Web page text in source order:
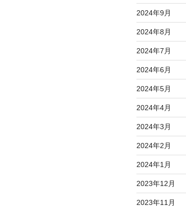
2024年9月
2024年8月
2024年7月
2024年6月
2024年5月
2024年4月
2024年3月
2024年2月
2024年1月
2023年12月
2023年11月